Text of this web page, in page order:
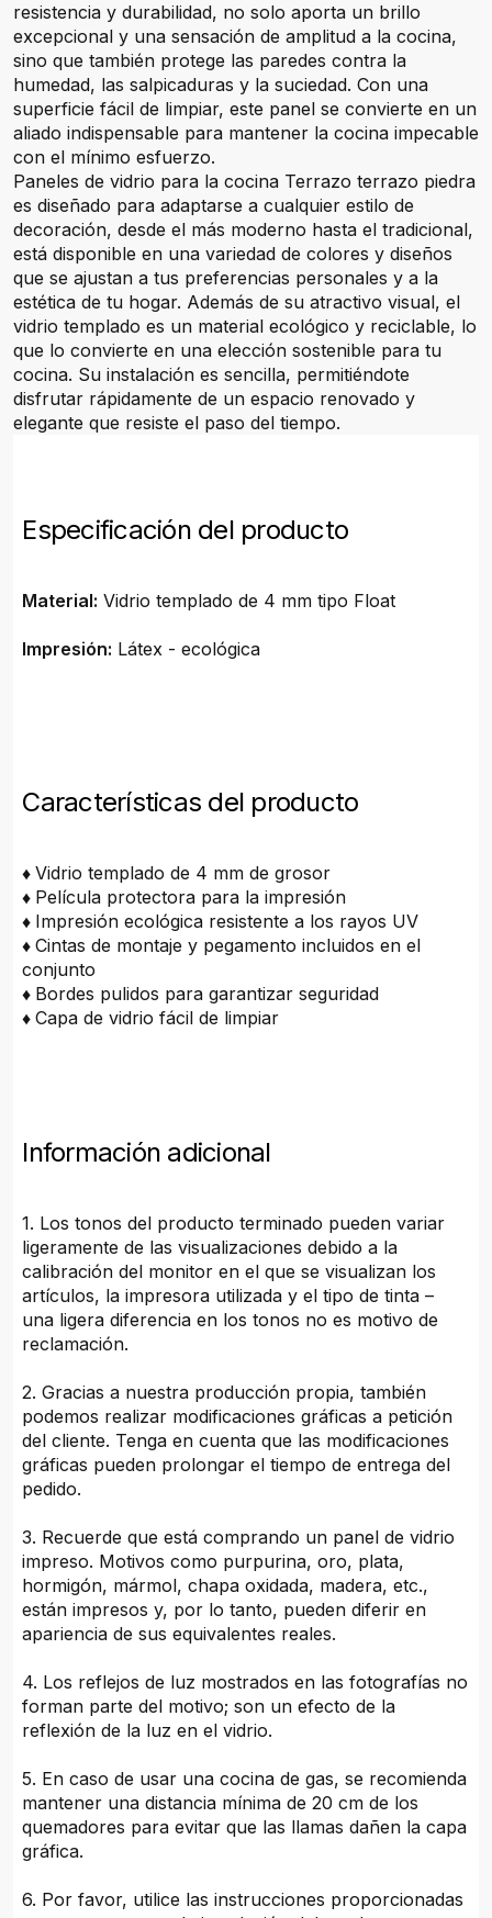
resistencia y durabilidad, no solo aporta un brillo
excepcional y una sensación de amplitud a la cocina,
sino que también protege las paredes contra la
humedad, las salpicaduras y la suciedad. Con una
superficie fácil de limpiar, este panel se convierte en un
aliado indispensable para mantener la cocina impecable
con el mínimo esfuerzo.
Paneles de vidrio para la cocina Terrazo terrazo piedra
es diseñado para adaptarse a cualquier estilo de
decoración, desde el más moderno hasta el tradicional,
está disponible en una variedad de colores y diseños
que se ajustan a tus preferencias personales y a la
estética de tu hogar. Además de su atractivo visual, el
vidrio templado es un material ecológico y reciclable, lo
que lo convierte en una elección sostenible para tu
cocina. Su instalación es sencilla, permitiéndote
disfrutar rápidamente de un espacio renovado y
elegante que resiste el paso del tiempo.
Especificación del producto
Material: Vidrio templado de 4 mm tipo Float
Impresión: Látex - ecológica
Características del producto
♦Vidrio templado de 4 mm de grosor
♦ Película protectora para la impresión
♦ Impresión ecológica resistente a los rayos UV
♦Cintas de montaje y pegamento incluidos en el
conjunto
♦ Bordes pulidos para garantizar seguridad
♦Capa de vidrio fácil de limpiar
Información adicional
1. Los tonos del producto terminado pueden variar
ligeramente de las visualizaciones debido a la
calibración del monitor en el que se visualizan los
artículos, la impresora utilizada y el tipo de tinta –
una ligera diferencia en los tonos no es motivo de
reclamación.
2. Gracias a nuestra producción propia, también
podemos realizar modificaciones gráficas a petición
del cliente. Tenga en cuenta que las modificaciones
gráficas pueden prolongar el tiempo de entrega del
pedido.
3. Recuerde que está comprando un panel de vidrio
impreso. Motivos como purpurina, oro, plata,
hormigón, mármol, chapa oxidada, madera, etc.,
están impresos y, por lo tanto, pueden diferir en
apariencia de sus equivalentes reales.
4. Los reflejos de luz mostrados en las fotografías no
forman parte del motivo; son un efecto de la
reflexión de la luz en el vidrio.
5. En caso de usar una cocina de gas, se recomienda
mantener una distancia mínima de 20 cm de los
quemadores para evitar que las llamas dañen la capa
gráfica.
6. Por favor, utilice las instrucciones proporcionadas